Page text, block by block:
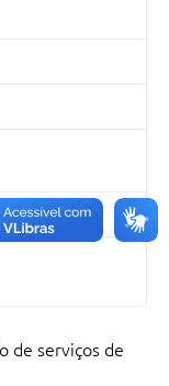
de serviços de